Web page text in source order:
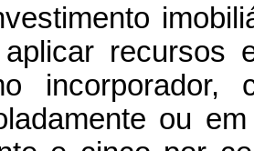
recursos
incorporador,
ou